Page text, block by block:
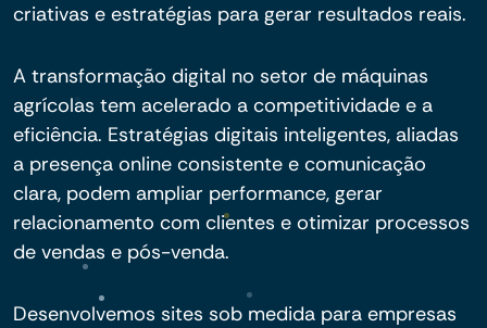
criativas e estratégias para gerar resultados reais.
A transformação digital no setor de máquinas
agrícolas tem acelerado a competitividade e a
eficiência. Estratégias digitais inteligentes, aliadas
a presença online consistente e comunicação
clara, podem ampliar performance, gerar
relacionamento com clientes e otimizar processos
de vendas e pós-venda.
Desenvolvemos sites sob medida para empresas